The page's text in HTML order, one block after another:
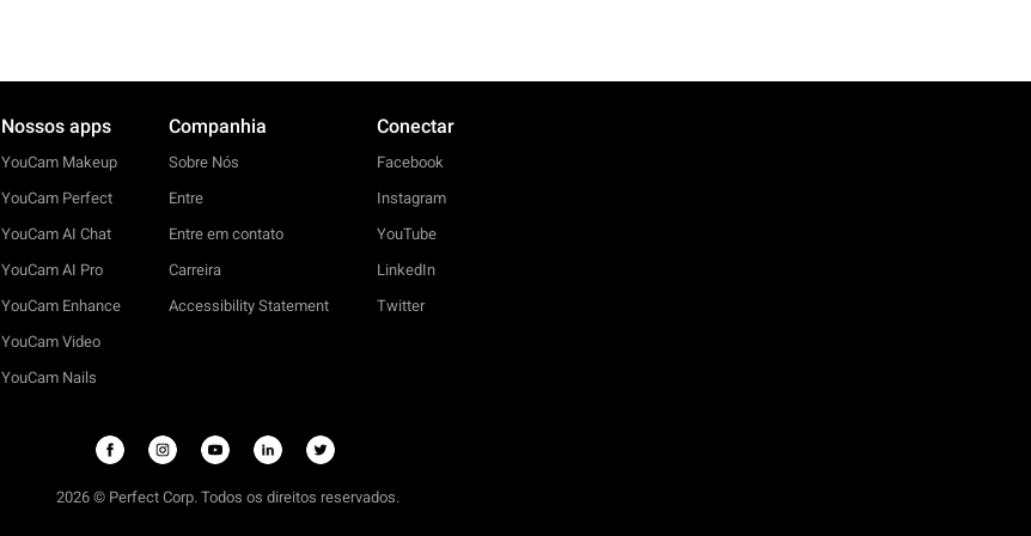
Nossos apps
YouCam Makeup
YouCam Perfect
YouCam AI Chat
YouCam AI Pro
YouCam Enhance
YouCam Video
YouCam Nails
Companhia
Sobre Nós
Entre
Entre em contato
Carreira
Accessibility Statement
Conectar
Facebook
Instagram
YouTube
LinkedIn
Twitter
2026 © Perfect Corp. Todos os direitos reservados.